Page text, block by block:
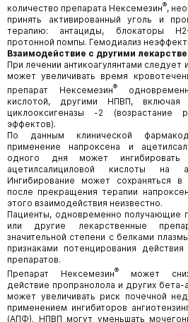
количество препарата Нексемезин®,
принять активированный уголь и
терапию: антациды, блокаторы H2-
протонной помпы. Гемодиализ
Взаимодействие с другими
При лечении антикоагулянтами следует
может увеличивать время
препарат Нексемезин®
кислотой, другими НПВП, включая
циклооксигеназы -2 (возрастание
эффектов).
По данным клинической
применение напроксена и
одного дня может
ацетилсалициловой кислоты на
Ингибирование может сохраняться в
после прекращения терапии
этого взаимодействия неизвестно.
Пациенты, одновременно получающие
или другие лекарственные
значительной степени с белками
признаками потенцирования
препаратов.
Препарат Нексемезин®
может
действие пропранолола и других
может увеличивать риск почечной
применением ингибиторов
(АПФ). НПВП могут уменьшать